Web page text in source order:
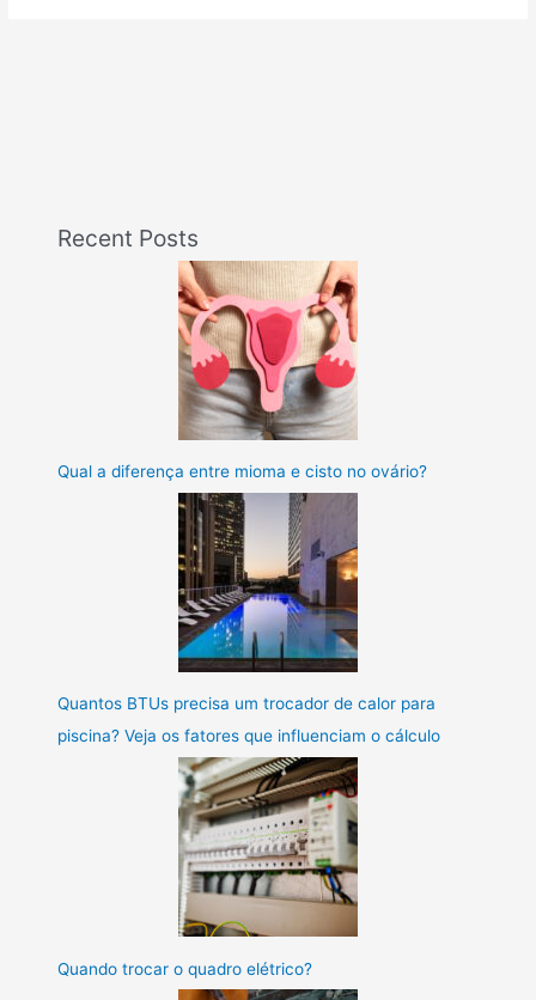
Recent Posts
Qual a diferença entre mioma e cisto no ovário?
Quantos BTUs precisa um trocador de calor para
piscina? Veja os fatores que influenciam o cálculo
Quando trocar o quadro elétrico?